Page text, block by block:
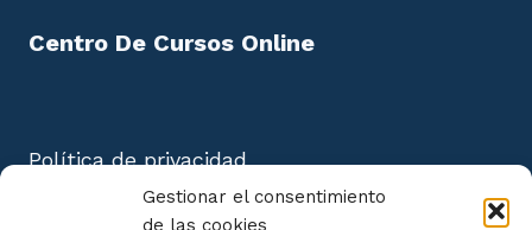
Gestionar el consentimiento
de las cookies
lactación.
3.12. Descripción de medidas sobre bienestar
Centro De Cursos Online
Política de privacidad
Aviso Legal